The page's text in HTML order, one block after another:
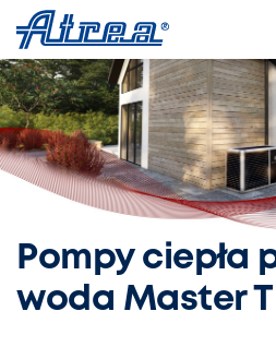
Skip to content
Pompy ciepła
woda Master